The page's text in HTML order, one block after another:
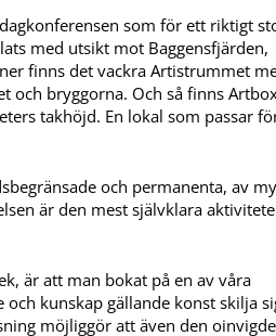
som för ett riktigt
med utsikt mot Baggensfjärden,
finns det vackra Artistrummet
och bryggorna. Och så finns
takhöjd. En lokal som passar
och permanenta, av
är den mest självklara
är att man bokat på en av våra
kunskap gällande konst skilja
möjliggör att även den oinvigde